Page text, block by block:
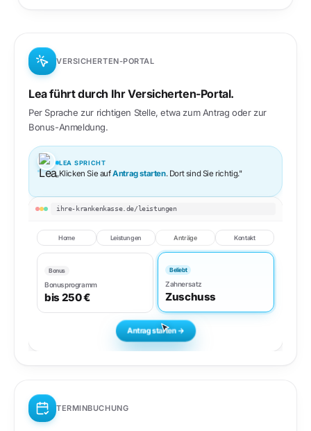
VERSICHERTEN-PORTAL
Lea führt durch Ihr Versicherten-Portal.
Per Sprache zur richtigen Stelle, etwa zum Antrag oder zur
Bonus-Anmeldung.
LEA SPRICHT
„Klicken Sie aufAntrag starten. Dort sind Sie richtig."
ihre-krankenkasse.de/leistungen
Home Leistungen Anträge Kontakt
Bonus
Bonusprogramm
bis 250 €
Beliebt
Zahnersatz
Zuschuss
Antrag starten →
TERMINBUCHUNG